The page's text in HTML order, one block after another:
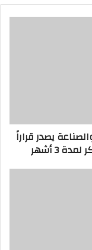
يصدر قراراً
3 أشهر